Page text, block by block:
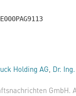
Holding AG, Dr.